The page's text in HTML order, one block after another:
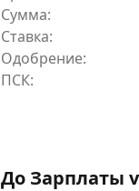
Сумма:
Ставка:
Одобрение:
До Зарплаты